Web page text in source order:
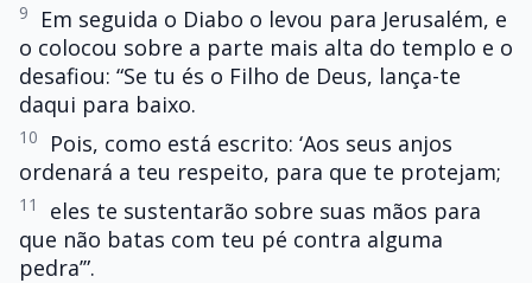
9
Em seguida o Diabo o levou para Jerusalém, e
o colocou sobre a parte mais alta do templo e o
desafiou: “Se tu és o Filho de Deus, lança-te
daqui para baixo.
10
Pois, como está escrito: ‘Aos seus anjos
ordenará a teu respeito, para que te protejam;
11
eles te sustentarão sobre suas mãos para
que não batas com teu pé contra alguma
pedra’”.